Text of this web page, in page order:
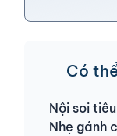
Có
Nội soi
Nhẹ gánh